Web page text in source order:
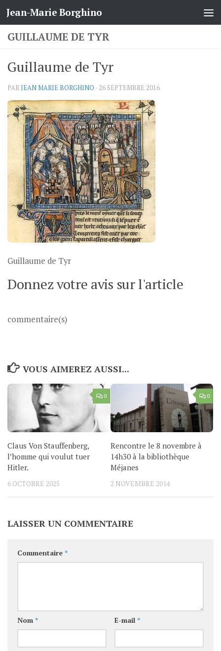
Skip to content
Jean-Marie Borghino
GUILLAUME DE TYR
Guillaume de Tyr
PARJEAN MARIE BORGHINO · 26 SEPTEMBRE 2016
Guillaume de Tyr
Donnez votre avis sur l'article
commentaire(s)
VOUS AIMEREZ AUSSI...
0
Claus Von Stauffenberg,
l’homme qui voulut tuer
Hitler.
6 OCTOBRE 2025
0
Rencontre le 8 novembre à
14h30 à la bibliothèque
Méjanes
2 NOVEMBRE 2014
LAISSER UN COMMENTAIRE
Commentaire *
Nom * E-mail *